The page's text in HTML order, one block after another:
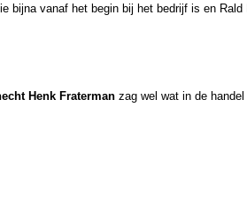
bijna vanaf het begin bij het bedrijf is en Rald
Henk Fraterman zag wel wat in de